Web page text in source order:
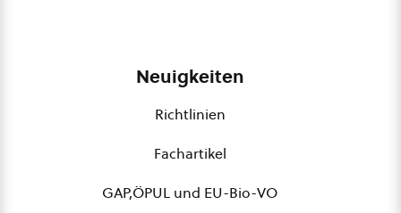
Neuigkeiten
Richtlinien
Fachartikel
GAP,ÖPUL und EU-Bio-VO